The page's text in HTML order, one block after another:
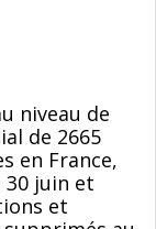
niveau de
de 2665
en France,
30 juin et
et